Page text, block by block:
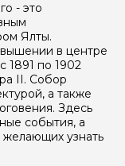
- это
Ялты.
в центре
1891 по 1902
II. Собор
а также
Здесь
события, а
желающих узнать